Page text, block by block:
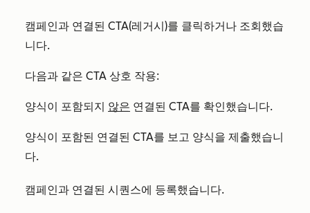
캠페인과 연결된 CTA(레거시)를 클릭하거나 조회했습
니다.
다음과 같은 CTA 상호 작용:
양식이 포함되지 않은 연결된 CTA를 확인했습니다.
양식이 포함된 연결된 CTA를 보고 양식을 제출했습니
다.
캠페인과 연결된 시퀀스에 등록했습니다.